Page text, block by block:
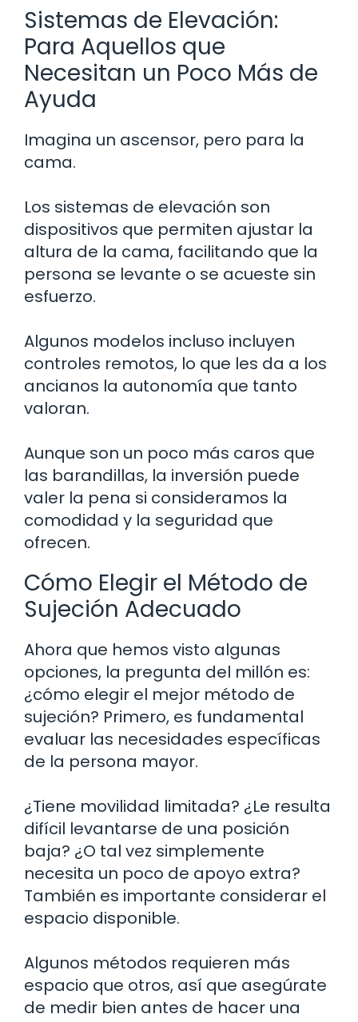
Sistemas de Elevación:
Para Aquellos que
Necesitan un Poco Más de
Ayuda
Imagina un ascensor, pero para la
cama.
Los sistemas de elevación son
dispositivos que permiten ajustar la
altura de la cama, facilitando que la
persona se levante o se acueste sin
esfuerzo.
Algunos modelos incluso incluyen
controles remotos, lo que les da a los
ancianos la autonomía que tanto
valoran.
Aunque son un poco más caros que
las barandillas, la inversión puede
valer la pena si consideramos la
comodidad y la seguridad que
ofrecen.
Cómo Elegir el Método de
Sujeción Adecuado
Ahora que hemos visto algunas
opciones, la pregunta del millón es:
¿cómo elegir el mejor método de
sujeción? Primero, es fundamental
evaluar las necesidades específicas
de la persona mayor.
¿Tiene movilidad limitada? ¿Le resulta
difícil levantarse de una posición
baja? ¿O tal vez simplemente
necesita un poco de apoyo extra?
También es importante considerar el
espacio disponible.
Algunos métodos requieren más
espacio que otros, así que asegúrate
de medir bien antes de hacer una